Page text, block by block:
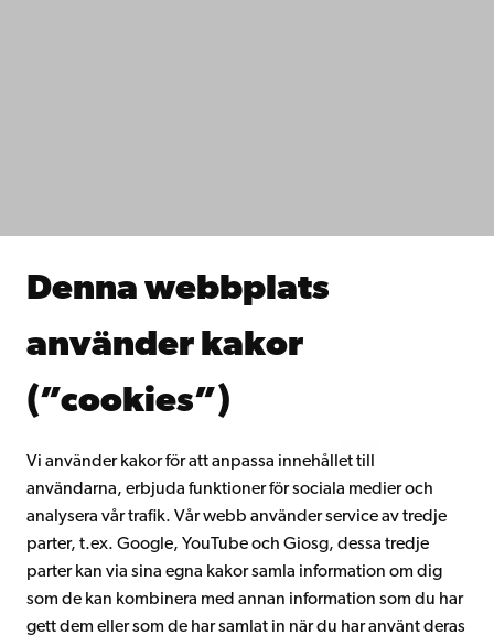
Denna webbplats
använder kakor
(”cookies”)
Vi använder kakor för att anpassa innehållet till
användarna, erbjuda funktioner för sociala medier och
analysera vår trafik. Vår webb använder service av tredje
parter, t.ex. Google, YouTube och Giosg, dessa tredje
parter kan via sina egna kakor samla information om dig
som de kan kombinera med annan information som du har
gett dem eller som de har samlat in när du har använt deras
Samarbeta med oss
Kontinuerligt lärande
Gå med i Åbo Akademis alumnnätverk
Intranätet
Facebook InstagramYouTube LinkedIn Blog Snapchat